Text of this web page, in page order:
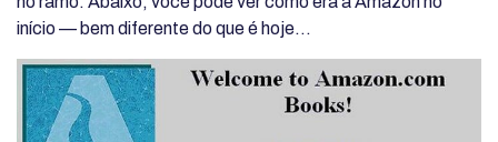
início — bem diferente do que é hoje…